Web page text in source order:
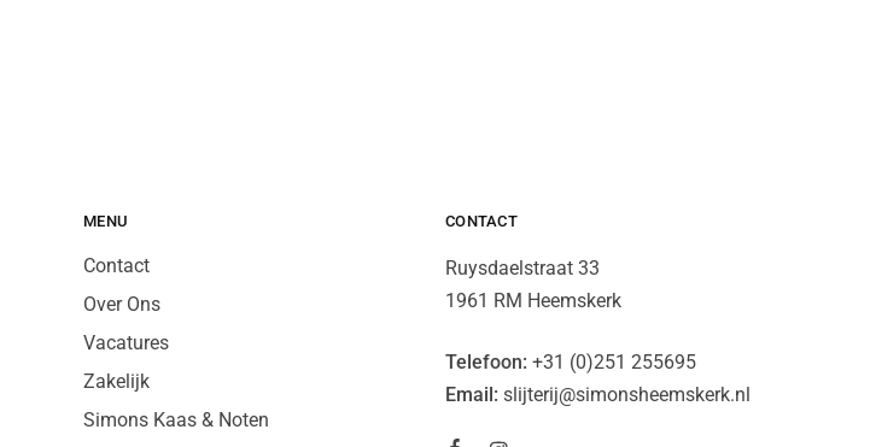
MENU
Contact
Over Ons
Vacatures
Zakelijk
Simons Kaas & Noten
CONTACT
Ruysdaelstraat 33
1961 RM Heemskerk
Telefoon: +31 (0)251 255695
Email: slijterij@simonsheemskerk.nl